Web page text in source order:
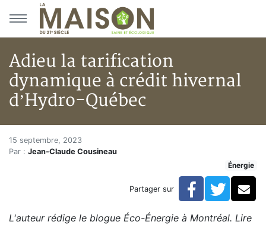
Aller au menu principal
Aller au contenu principal
Adieu la tarification
dynamique à crédit hivernal
d’Hydro-Québec
Accueil
Articles
Adieu la tarification dynamique à crédit hivernal
Adieu la tarification
15 septembre, 2023
Par : Jean-Claude Cousineau
Énergie
Partager sur Facebook
L'auteur rédige le blogue Éco-Énergie à Montréal. Lire